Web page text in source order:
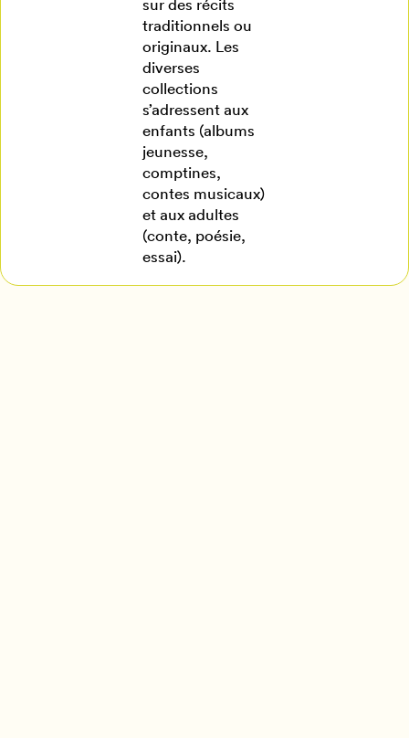
sur des récits
traditionnels ou
originaux. Les
diverses
collections
s’adressent aux
enfants (albums
jeunesse,
comptines,
contes musicaux)
et aux adultes
(conte, poésie,
essai).